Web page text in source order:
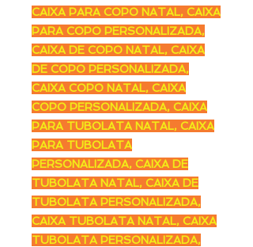
CAIXA PARA COPO NATAL, CAIXA
PARA COPO PERSONALIZADA,
CAIXA DE COPO NATAL, CAIXA
DE COPO PERSONALIZADA,
CAIXA COPO NATAL, CAIXA
COPO PERSONALIZADA, CAIXA
PARA TUBOLATA NATAL, CAIXA
PARA TUBOLATA
PERSONALIZADA, CAIXA DE
TUBOLATA NATAL, CAIXA DE
TUBOLATA PERSONALIZADA,
CAIXA TUBOLATA NATAL, CAIXA
TUBOLATA PERSONALIZADA,